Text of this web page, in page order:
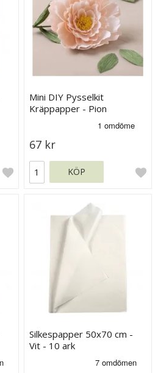
Mini DIY Pysselkit
Kräppapper - Pion
67 kr
KÖP
Silkespapper 50x70 cm -
Vit - 10 ark